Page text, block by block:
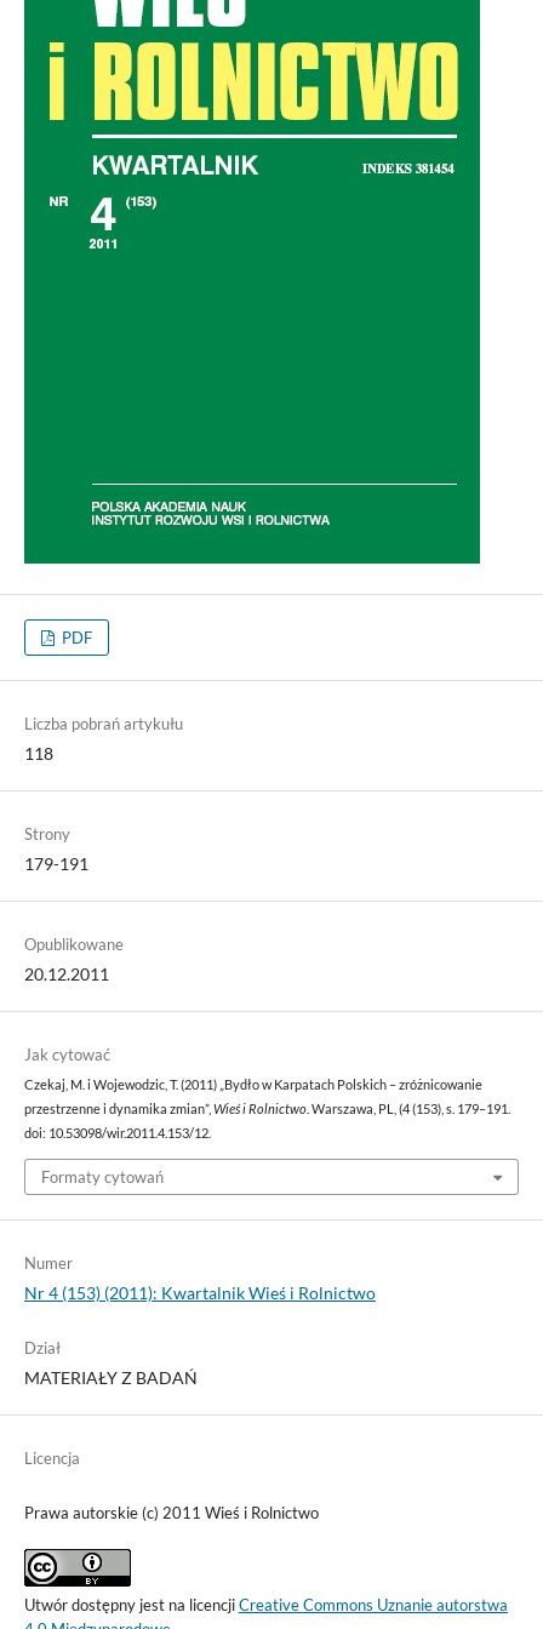
PDF
Liczba pobrań artykułu
118
Strony
179-191
Opublikowane
20.12.2011
Jak cytować
Czekaj, M. i Wojewodzic, T. (2011) „Bydło w Karpatach Polskich – zróżnicowanie
przestrzenne i dynamika zmian”, Wieś i Rolnictwo. Warszawa, PL, (4 (153), s. 179–191.
doi: 10.53098/wir.2011.4.153/12.
Formaty cytowań
Numer
Nr 4 (153) (2011): Kwartalnik Wieś i Rolnictwo
Dział
MATERIAŁY Z BADAŃ
Licencja
Prawa autorskie (c) 2011 Wieś i Rolnictwo
Utwór dostępny jest na licencjiCreative Commons Uznanie autorstwa